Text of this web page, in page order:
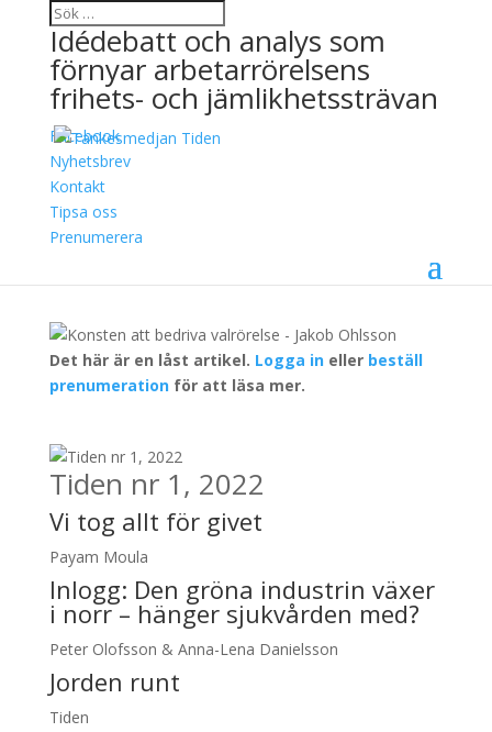
Idédebatt och analys som
förnyar arbetarrörelsens
frihets- och jämlikhetssträvan
Facebook
Nyhetsbrev
Kontakt
Tipsa oss
Prenumerera
Konsten att bedriva
valrörelse
5 april, 2022
Det här är en låst artikel. Logga ineller beställ
prenumerationför att läsa mer.
Tiden nr 1, 2022
Vi tog allt för givet
Payam Moula
Inlogg: Den gröna industrin växer
i norr – hänger sjukvården med?
Peter Olofsson & Anna-Lena Danielsson
Jorden runt
Tiden